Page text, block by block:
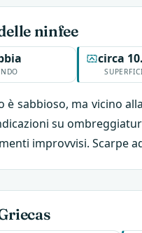
ninfee
circa
è sabbioso, ma vicino
su
improvvisi. Scarpe